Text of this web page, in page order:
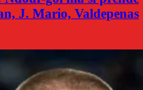
J. Mario, Valdepenas